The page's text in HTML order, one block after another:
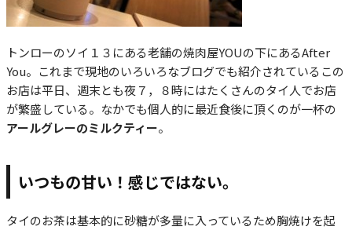
トンローのソイ１３にある老舗の焼肉屋YOUの下にあるAfter
You。これまで現地のいろいろなブログでも紹介されているこの
お店は平日、週末とも夜７，８時にはたくさんのタイ人でお店
が繁盛している。なかでも個人的に最近食後に頂くのが一杯の
アールグレーのミルクティー。
いつもの甘い！感じではない。
タイのお茶は基本的に砂糖が多量に入っているため胸焼けを起